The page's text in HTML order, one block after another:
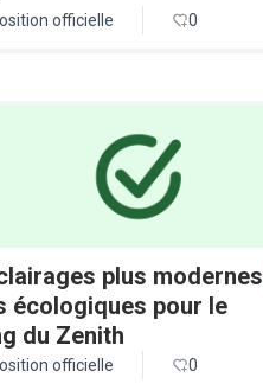
officielle 0
plus modernes
écologiques pour le
du Zenith
officielle 0